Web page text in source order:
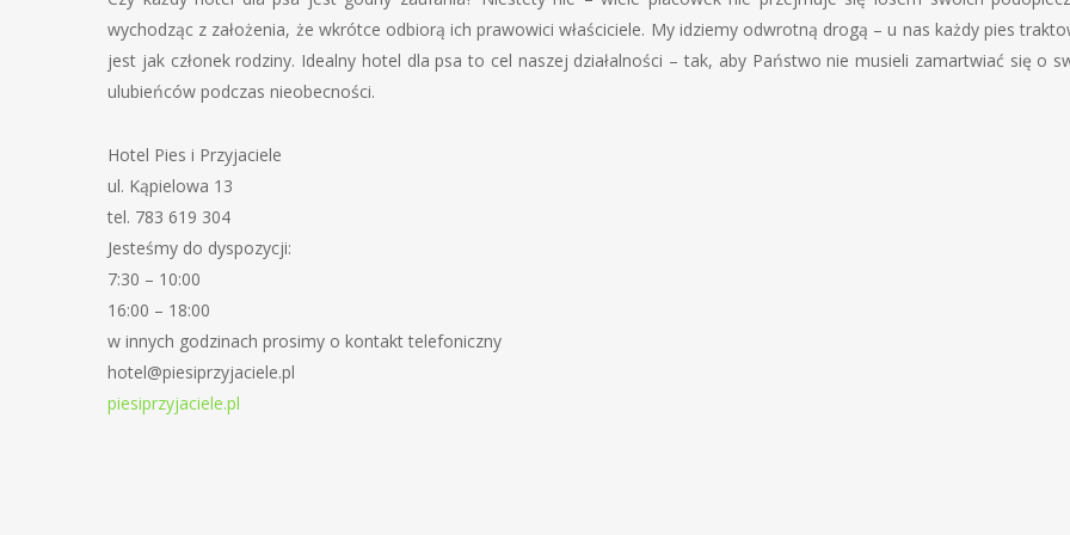
wychodząc z założenia, że wkrótce odbiorą ich prawowici właściciele. My idziemy odwrotną drogą – u nas każdy pies
jest jak członek rodziny. Idealny hotel dla psa to cel naszej działalności – tak, aby Państwo nie musieli zamartwiać się o
ulubieńców podczas nieobecności.
Hotel Pies i Przyjaciele
ul. Kąpielowa 13
tel. 783 619 304
Jesteśmy do dyspozycji:
7:30 – 10:00
16:00 – 18:00
w innych godzinach prosimy o kontakt telefoniczny
hotel@piesiprzyjaciele.pl
piesiprzyjaciele.pl